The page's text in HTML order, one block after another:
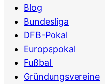
Blog
Bundesliga
DFB-Pokal
Europapokal
Fußball
Gründungsvereine